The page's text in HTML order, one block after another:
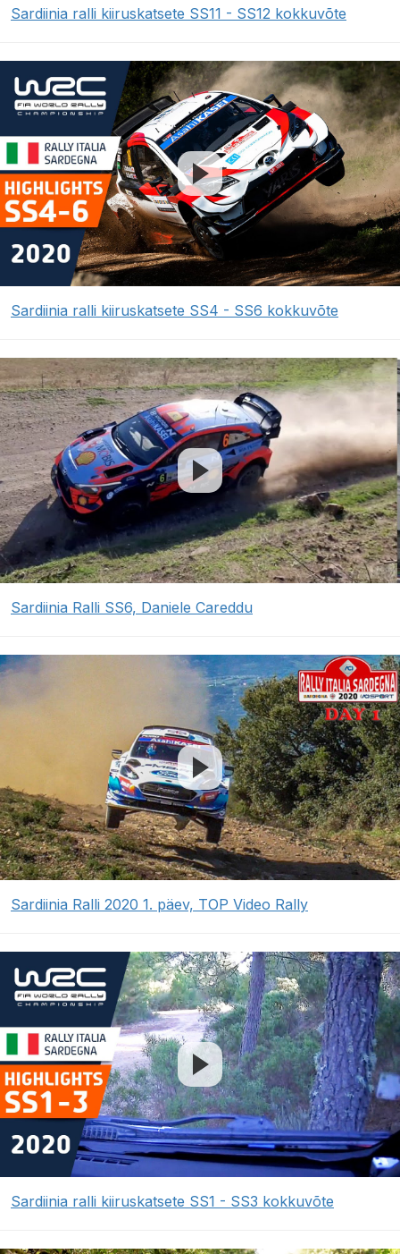
Sardiinia ralli kiiruskatsete SS11 - SS12 kokkuvõte
Sardiinia ralli kiiruskatsete SS4 - SS6 kokkuvõte
Sardiinia Ralli SS6, Daniele Careddu
Sardiinia Ralli 2020 1. päev, TOP Video Rally
Sardiinia ralli kiiruskatsete SS1 - SS3 kokkuvõte